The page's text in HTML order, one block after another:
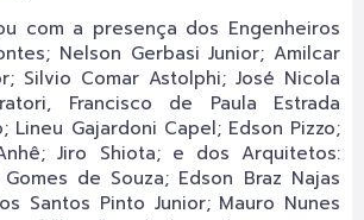
com a presença dos Engenheiros
Nelson Gerbasi Junior; Amilcar
Silvio Comar Astolphi; José Nicola
Francisco de Paula Estrada
Lineu Gajardoni Capel; Edson Pizzo;
Jiro Shiota; e dos Arquitetos:
de Souza; Edson Braz Najas
Santos Pinto Junior; Mauro Nunes